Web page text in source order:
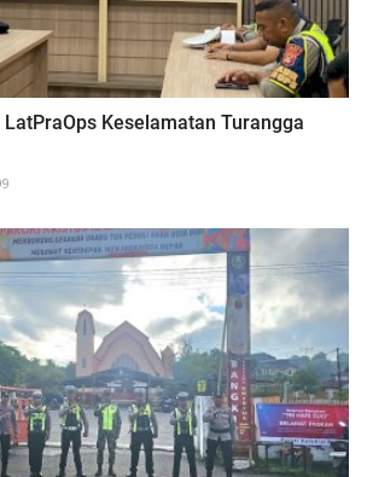
LatPraOps Keselamatan Turangga